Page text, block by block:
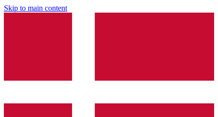
Skip to main content